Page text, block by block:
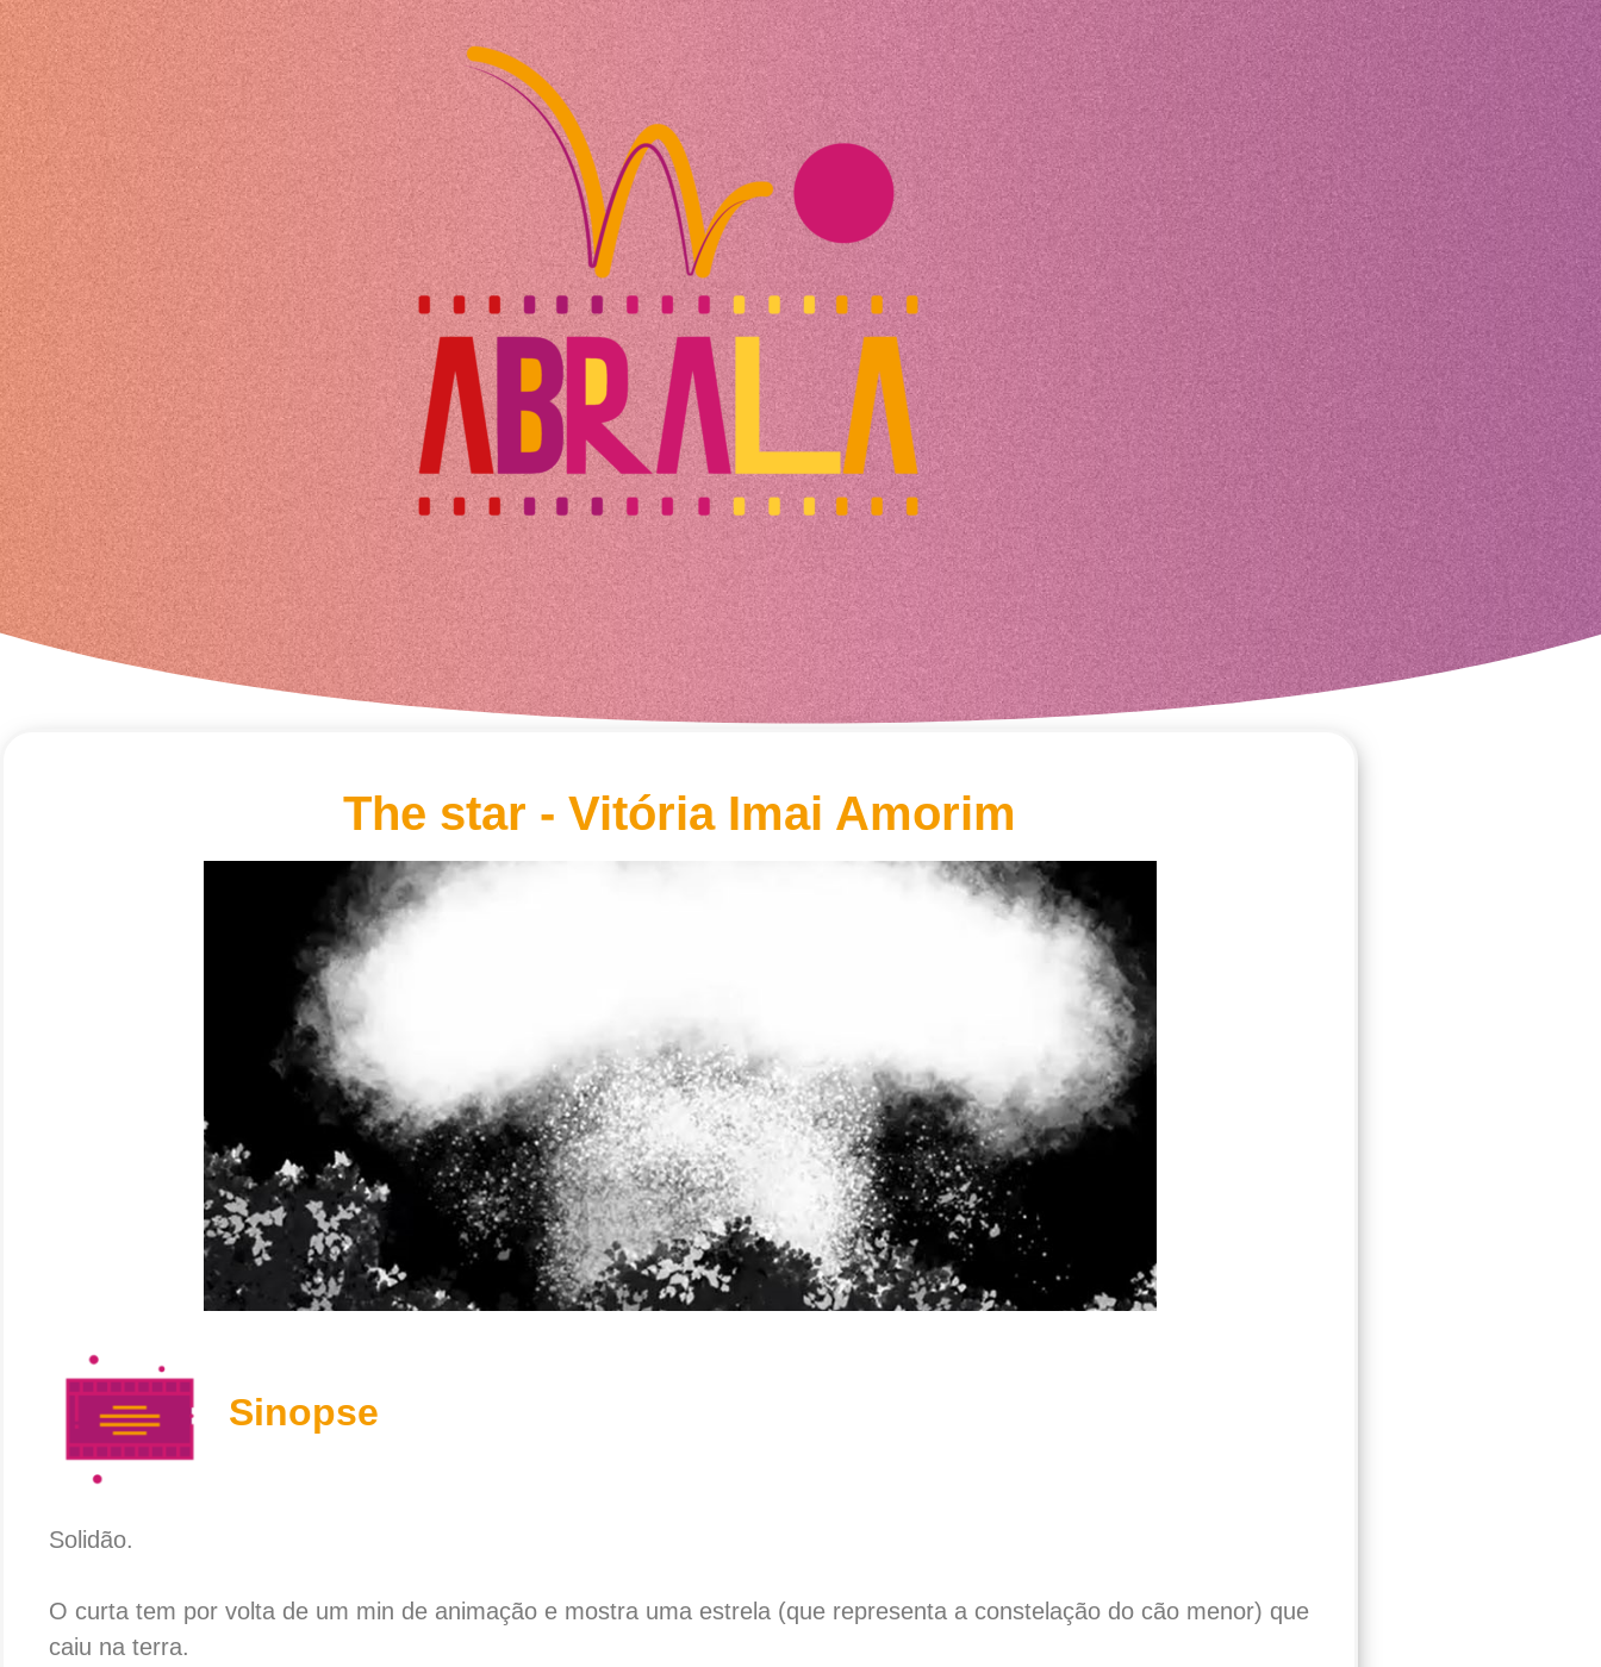
The star - Vitória Imai Amorim
Sinopse
Solidão.
O curta tem por volta de um min de animação e mostra uma estrela (que representa a constelação do cão menor) que
caiu na terra.